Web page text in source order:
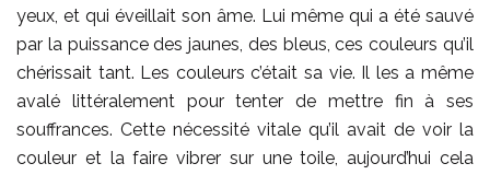
yeux, et qui éveillait son âme. Lui même qui a été sauvé
par la puissance des jaunes, des bleus, ces couleurs qu’il
chérissait tant. Les couleurs c’était sa vie. Il les a même
avalé littéralement pour tenter de mettre fin à ses
souffrances. Cette nécessité vitale qu’il avait de voir la
couleur et la faire vibrer sur une toile, aujourd’hui cela